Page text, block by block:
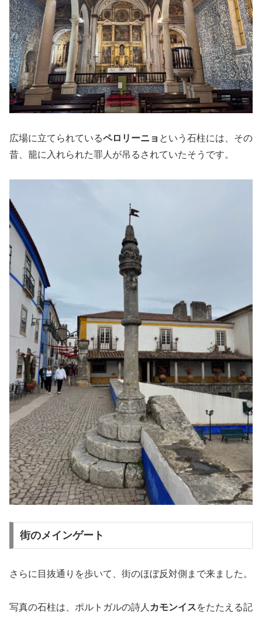
広場に立てられているペロリーニョ という石柱には、その
昔、籠に入れられた罪人が吊るされていたそうです。
街のメインゲート
さらに目抜通りを歩いて、街のほぼ反対側まで来ました。
写真の石柱は、ポルトガルの詩人 カモンイスをたたえる記